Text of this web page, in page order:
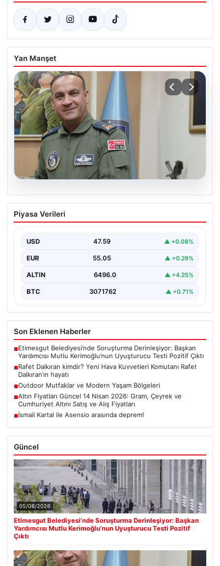
Yan Manşet
05.08.2026
Rafet Dalkıran kimdir? Yeni Hava
Kuvvetleri Komutanı Rafet Dalkıran’ın
Piyasa Verileri
USD 47.59 ▲ +0.08%
EUR 55.05 ▲ +0.29%
ALTIN 6496.0 ▲ +4.25%
BTC 3071762 ▲ +0.71%
Son Eklenen Haberler
■Etimesgut Belediyesi’nde Soruşturma Derinleşiyor: Başkan
Yardımcısı Mutlu Kerimoğlu’nun Uyuşturucu Testi Pozitif Çıktı
■Rafet Dalkıran kimdir? Yeni Hava Kuvvetleri Komutanı Rafet
Dalkıran’ın hayatı
■Outdoor Mutfaklar ve Modern Yaşam Bölgeleri
■Altın Fiyatları Güncel 14 Nisan 2026: Gram, Çeyrek ve
Cumhuriyet Altını Satış ve Alış Fiyatları
■İsmail Kartal ile Asensio arasında deprem!
Güncel
05/08/2026
Etimesgut Belediyesi’nde Soruşturma Derinleşiyor: Başkan
Yardımcısı Mutlu Kerimoğlu’nun Uyuşturucu Testi Pozitif
Çıktı